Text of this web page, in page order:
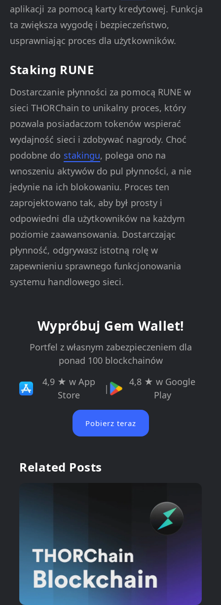
aplikacji za pomocą karty kredytowej. Funkcja
ta zwiększa wygodę i bezpieczeństwo,
usprawniając proces dla użytkowników.
Staking RUNE
Dostarczanie płynności za pomocą RUNE w
sieci THORChain to unikalny proces, który
pozwala posiadaczom tokenów wspierać
wydajność sieci i zdobywać nagrody. Choć
podobne do stakingu, polega ono na
wnoszeniu aktywów do pul płynności, a nie
jedynie na ich blokowaniu. Proces ten
zaprojektowano tak, aby był prosty i
odpowiedni dla użytkowników na każdym
poziomie zaawansowania. Dostarczając
płynność, odgrywasz istotną rolę w
zapewnieniu sprawnego funkcjonowania
systemu handlowego sieci.
Wypróbuj Gem Wallet!
Portfel z własnym zabezpieczeniem dla
ponad 100 blockchainów
4,9 ★ w App
Store
|
4,8 ★ w Google
Play
Pobierz teraz
Related Posts